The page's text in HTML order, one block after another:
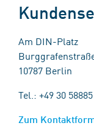
Am DIN-Platz
10787 Berlin
Tel.: +49 30
Zum